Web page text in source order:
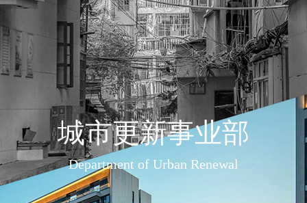
城市更新事业部
Department of Urban Renewal
建筑修缮加固及改造工程